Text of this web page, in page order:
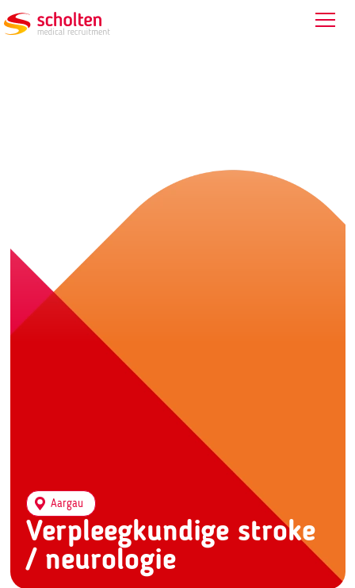
Verpleegkundige stroke
/ neurologie
Aargau